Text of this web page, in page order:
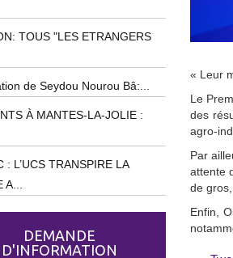
« Leur
Le
des
agro-
Par
attente
de
Enfin,
TOUS "LES ETRANGERS
de Seydou Nourou Bâ:...
À MANTES-LA-JOLIE :
: L’UCS TRANSPIRE LA
DEMANDE
D'INFORMATION